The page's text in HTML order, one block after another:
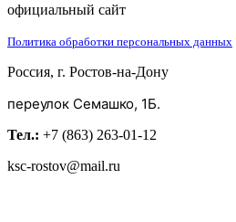
официальный сайт
Политика обработки персональных данных
Россия, г. Ростов-на-Дону
переулок Семашко, 1Б.
Тел.: +7 (863) 263-01-12
ksc-rostov@mail.ru